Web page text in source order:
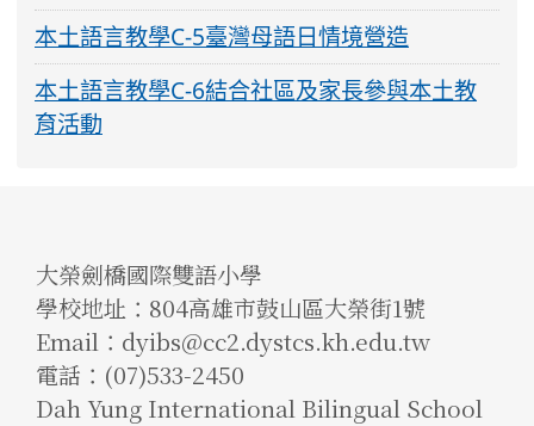
本土語言教學C-5臺灣母語日情境營造
本土語言教學C-6結合社區及家長參與本土教
育活動
大榮劍橋國際雙語小學
學校地址：804高雄市鼓山區大榮街1號
Email：dyibs@cc2.dystcs.kh.edu.tw
電話：(07)533-2450
Dah Yung International Bilingual School